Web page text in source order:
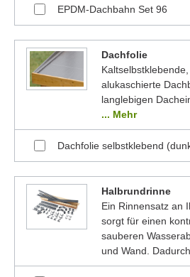
EPDM-Dachbahn Set 96
Dachfolie
alukaschierte
langlebigen
... Mehr
Dachfolie selbstklebend
Halbrundrinne
Ein Rinnensatz an
sorgt für einen
sauberen
und Wand.